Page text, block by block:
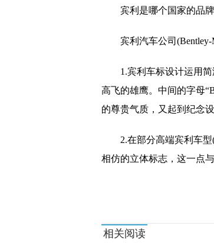
宾利是哪个国家的品
宾利汽车公司
1.宾利车标设计运用
高飞的雄鹰。中间的字母
的尊贵气质，又起到纪念
2.在部分高端宾利车
相仿的立体标志，这一点
相关阅读